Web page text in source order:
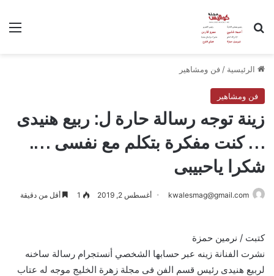
بحث عن
الرئيسية / فن ومشاهير
فن ومشاهير
زينة توجه رسالة حارة ل: ربيع هنيدى
… كنت مفكرة بتكلم مع نفسى ….
شكرا ياحبيبى
kwalesmag@gmail.com أغسطس 2, 2019 1 أقل من دقيقة
كتبت / نرمين حمزة
نشرت الفنانة زينه عبر حسابها الشخصي أنستجرام رسالة ساخنه
لربيع هنيدى رئيس قسم الفن فى مجلة زهرة الخليج موجه له عتاب